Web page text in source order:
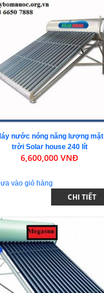
nước nóng năng lượng mặt
trời Solar house 240 lít
6,600,000 VNĐ
CHI TIẾT